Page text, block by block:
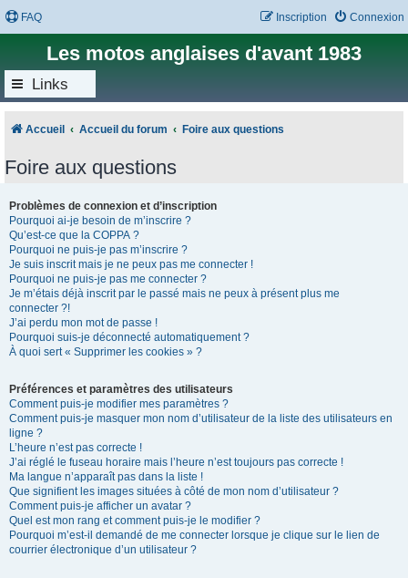
FAQ Connexion
Inscription
Les motos anglaises d'avant 1983
Links
Accueil Accueil du forum Foire aux questions
Foire aux questions
Problèmes de connexion et d’inscription
Pourquoi ai-je besoin de m’inscrire ?
Qu’est-ce que la COPPA ?
Pourquoi ne puis-je pas m’inscrire ?
Je suis inscrit mais je ne peux pas me connecter !
Pourquoi ne puis-je pas me connecter ?
Je m’étais déjà inscrit par le passé mais ne peux à présent plus me
connecter ?!
J’ai perdu mon mot de passe !
Pourquoi suis-je déconnecté automatiquement ?
À quoi sert « Supprimer les cookies » ?
Préférences et paramètres des utilisateurs
Comment puis-je modifier mes paramètres ?
Comment puis-je masquer mon nom d’utilisateur de la liste des utilisateurs en
ligne ?
L’heure n’est pas correcte !
J’ai réglé le fuseau horaire mais l’heure n’est toujours pas correcte !
Ma langue n’apparaît pas dans la liste !
Que signifient les images situées à côté de mon nom d’utilisateur ?
Comment puis-je afficher un avatar ?
Quel est mon rang et comment puis-je le modifier ?
Pourquoi m’est-il demandé de me connecter lorsque je clique sur le lien de
courrier électronique d’un utilisateur ?